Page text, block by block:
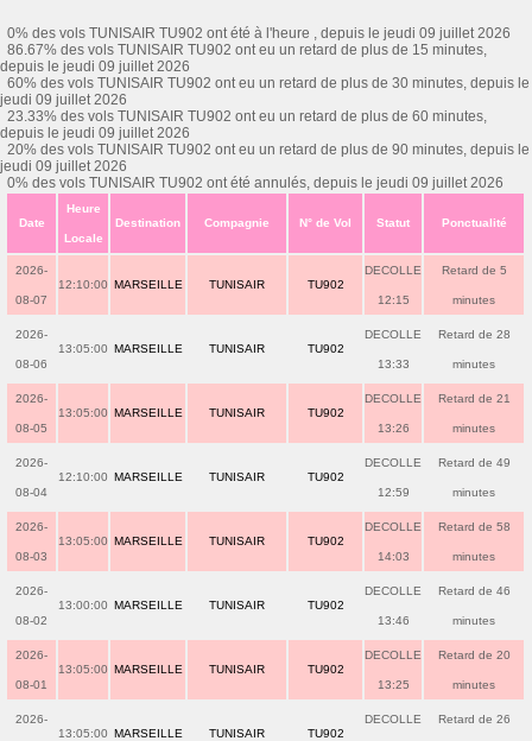
0% des vols TUNISAIR TU902 ont été à l'heure , depuis le jeudi 09 juillet 2026
86.67% des vols TUNISAIR TU902 ont eu un retard de plus de 15 minutes,
depuis le jeudi 09 juillet 2026
60% des vols TUNISAIR TU902 ont eu un retard de plus de 30 minutes, depuis le
jeudi 09 juillet 2026
23.33% des vols TUNISAIR TU902 ont eu un retard de plus de 60 minutes,
depuis le jeudi 09 juillet 2026
20% des vols TUNISAIR TU902 ont eu un retard de plus de 90 minutes, depuis le
jeudi 09 juillet 2026
0% des vols TUNISAIR TU902 ont été annulés, depuis le jeudi 09 juillet 2026
Date
Heure
Locale
Destination Compagnie N° de Vol Statut Ponctualité
2026-
08-07
12:10:00 MARSEILLE TUNISAIR TU902
DECOLLE
12:15
Retard de 5
minutes
2026-
08-06
13:05:00 MARSEILLE TUNISAIR TU902
DECOLLE
13:33
Retard de 28
minutes
2026-
08-05
13:05:00 MARSEILLE TUNISAIR TU902
DECOLLE
13:26
Retard de 21
minutes
2026-
08-04
12:10:00 MARSEILLE TUNISAIR TU902
DECOLLE
12:59
Retard de 49
minutes
2026-
08-03
13:05:00 MARSEILLE TUNISAIR TU902
DECOLLE
14:03
Retard de 58
minutes
2026-
08-02
13:00:00 MARSEILLE TUNISAIR TU902
DECOLLE
13:46
Retard de 46
minutes
2026-
08-01
13:05:00 MARSEILLE TUNISAIR TU902
DECOLLE
13:25
Retard de 20
minutes
2026-
13:05:00 MARSEILLE TUNISAIR TU902
DECOLLE Retard de 26